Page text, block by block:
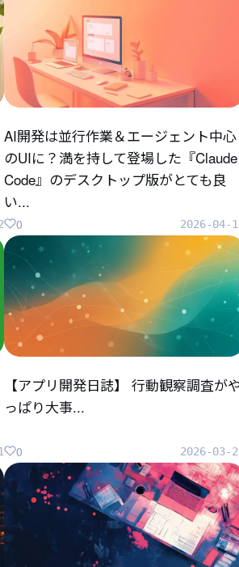
AI開発は並行作業＆エージェント中心
のUIに？満を持して登場した『Claude
Code』のデスクトップ版がとても良
い...
2026-04-
0
【アプリ開発日誌】 行動観察調査が
っぱり大事...
2026-03-
0